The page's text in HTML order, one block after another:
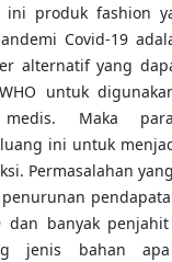
ini produk fashion
Covid-19
alternatif yang
untuk
Maka
ini untuk
Permasalahan
dan banyak
jenis bahan